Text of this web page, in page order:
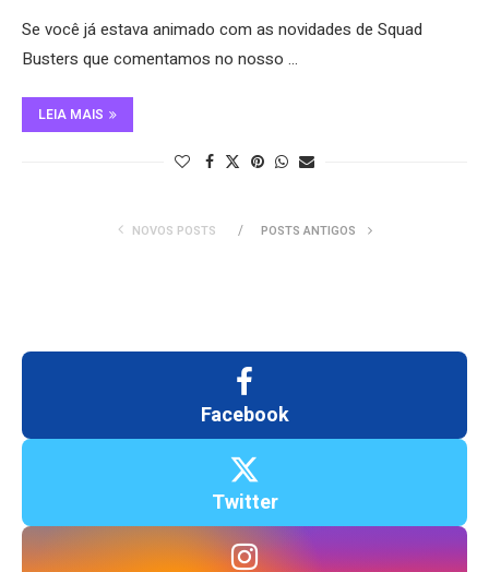
Se você já estava animado com as novidades de Squad
Busters que comentamos no nosso …
LEIA MAIS
NOVOS POSTS POSTS ANTIGOS
Facebook
Twitter